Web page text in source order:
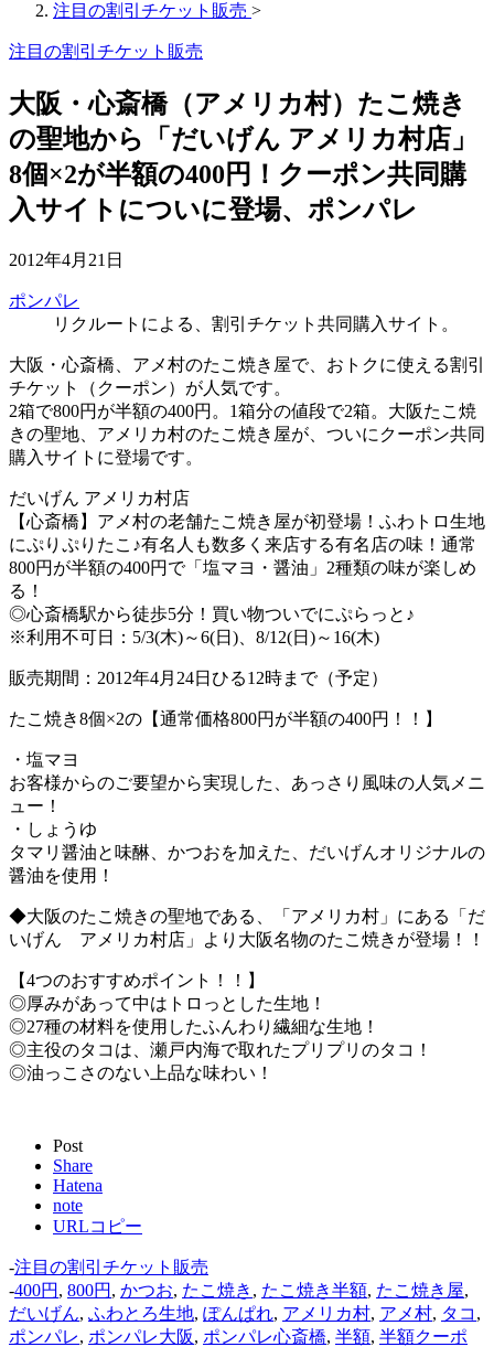
注目の割引チケット販売 >
注目の割引チケット販売
大阪・心斎橋（アメリカ村）たこ焼き
の聖地から「だいげん アメリカ村店」
8個×2が半額の400円！クーポン共同購
入サイトについに登場、ポンパレ
2012年4月21日
ポンパレ
リクルートによる、割引チケット共同購入サイト。
大阪・心斎橋、アメ村のたこ焼き屋で、おトクに使える割引
チケット（クーポン）が人気です。
2箱で800円が半額の400円。1箱分の値段で2箱。大阪たこ焼
きの聖地、アメリカ村のたこ焼き屋が、ついにクーポン共同
購入サイトに登場です。
だいげん アメリカ村店
【心斎橋】アメ村の老舗たこ焼き屋が初登場！ふわトロ生地
にぷりぷりたこ♪有名人も数多く来店する有名店の味！通常
800円が半額の400円で「塩マヨ・醤油」2種類の味が楽しめ
る！
◎心斎橋駅から徒歩5分！買い物ついでにぷらっと♪
※利用不可日：5/3(木)～6(日)、8/12(日)～16(木)
販売期間：2012年4月24日ひる12時まで（予定）
たこ焼き8個×2の【通常価格800円が半額の400円！！】
・塩マヨ
お客様からのご要望から実現した、あっさり風味の人気メニ
ュー！
・しょうゆ
タマリ醤油と味醂、かつおを加えた、だいげんオリジナルの
醤油を使用！
◆大阪のたこ焼きの聖地である、「アメリカ村」にある「だ
いげん アメリカ村店」より大阪名物のたこ焼きが登場！！
【4つのおすすめポイント！！】
◎厚みがあって中はトロっとした生地！
◎27種の材料を使用したふんわり繊細な生地！
◎主役のタコは、瀬戸内海で取れたプリプリのタコ！
◎油っこさのない上品な味わい！
Post
Share
Hatena
note
URLコピー
-注目の割引チケット販売
-400円 , 800円 , かつお, たこ焼き , たこ焼き半額, たこ焼き屋,
だいげん, ふわとろ生地, ぽんぱれ, アメリカ村, アメ村, タコ ,
ポンパレ, ポンパレ大阪, ポンパレ心斎橋, 半額, 半額クーポ